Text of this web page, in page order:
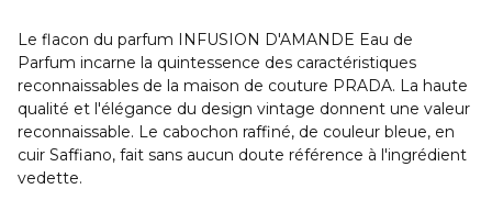
Le flacon du parfum INFUSION D'AMANDE Eau de
Parfum incarne la quintessence des caractéristiques
reconnaissables de la maison de couture PRADA. La haute
qualité et l'élégance du design vintage donnent une valeur
reconnaissable. Le cabochon raffiné, de couleur bleue, en
cuir Saffiano, fait sans aucun doute référence à l'ingrédient
vedette.